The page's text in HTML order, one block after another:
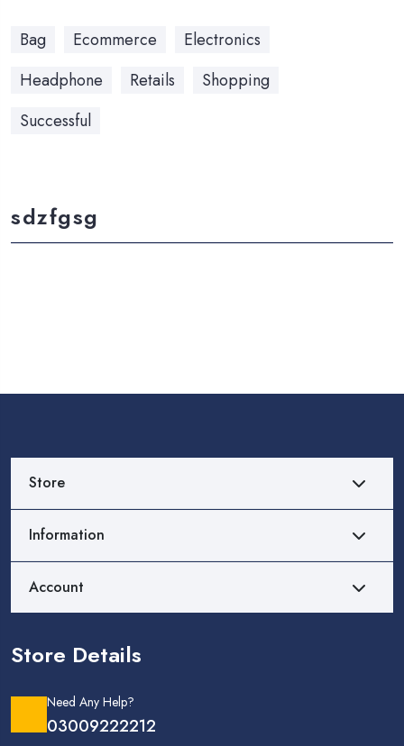
Bag Ecommerce
Electronics
Headphone
Retails
Shopping
Successful
sdzfgsg
Store
Information
Account
Store Details
Need Any Help?
03009222212